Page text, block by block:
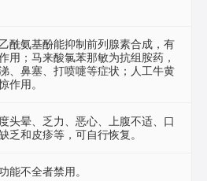
酰氨基酚能抑制前列腺素合成，有
用；马来酸氯苯那敏为抗组胺药，
、鼻塞、打喷嚏等症状；人工牛黄
作用。
头晕、乏力、恶心、上腹不适、口
乏和皮疹等，可自行恢复。
能不全者禁用。